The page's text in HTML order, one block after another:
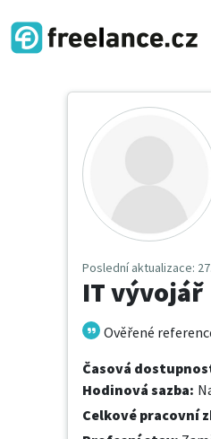
Poslední aktualizace:
IT vývojář
Ověřené
Časová
Hodinová sazba:
Celkové pracovní